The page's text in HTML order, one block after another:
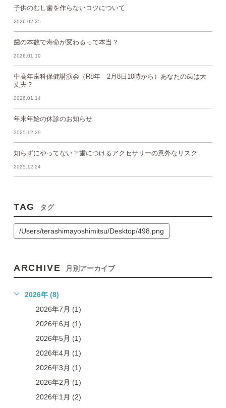
子供のむし歯を作らないコツについて
2026.02.25
歯の本数で寿命が変わるって本当？
2026.01.19
中高年歯科保健講演会（R8年 2月8日10時から）あなたの歯は大
丈夫？
2026.01.14
年末年始の休診のお知らせ
2025.12.29
知らずにやってない？歯につけるアクセサリーの意外なリスク
2025.12.24
TAG タグ
/Users/terashimayoshimitsu/Desktop/498.png
ARCHIVE 月別アーカイブ
2026年 (8)
2026年7月 (1)
2026年6月 (1)
2026年5月 (1)
2026年4月 (1)
2026年3月 (1)
2026年2月 (1)
2026年1月 (2)